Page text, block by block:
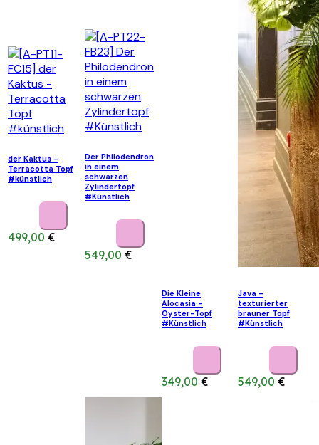
der Kaktus -
Terracotta Topf
#künstlich
499,00 €
Der Philodendron
in einem
schwarzen
Zylindertopf
#Künstlich
549,00 €
Die Kleine
Alocasia -
Oyster-Topf
#Künstlich
349,00 €
Java -
texturierter
brauner Topf
#Künstlich
549,00 €